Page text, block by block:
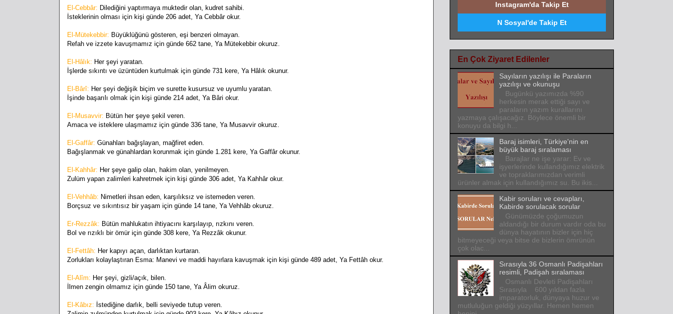
El-Cebbâr: Dilediğini yaptırmaya muktedir olan, kudret sahibi.
İsteklerinin olması için kişi günde 206 adet, Ya Cebbâr okur.
El-Mütekebbir: Büyüklüğünü gösteren, eşi benzeri olmayan.
Refah ve izzete kavuşmamız için günde 662 tane, Ya Mütekebbir okuruz.
El-Hâlık: Her şeyi yaratan.
İşlerde sıkıntı ve üzüntüden kurtulmak için günde 731 kere, Ya Hâlık okunur.
El-Bârî: Her şeyi değişik biçim ve surette kusursuz ve uyumlu yaratan.
İşinde başarılı olmak için kişi günde 214 adet, Ya Bâri okur.
El-Musavvir: Bütün her şeye şekil veren.
Amaca ve isteklere ulaşmamız için günde 336 tane, Ya Musavvir okuruz.
El-Gaffâr: Günahları bağışlayan, mağfiret eden.
Bağışlanmak ve günahlardan korunmak için günde 1.281 kere, Ya Gaffâr okunur.
El-Kahhâr: Her şeye galip olan, hakim olan, yenilmeyen.
Zulüm yapan zalimleri kahretmek için kişi günde 306 adet, Ya Kahhâr okur.
El-Vehhâb: Nimetleri ihsan eden, karşılıksız ve istemeden veren.
Borçsuz ve sıkıntısız bir yaşam için günde 14 tane, Ya Vehhâb okuruz.
Er-Rezzâk: Bütün mahlukatın ihtiyacını karşılayıp, rızkını veren.
Bol ve rızıklı bir ömür için günde 308 kere, Ya Rezzâk okunur.
El-Fettâh: Her kapıyı açan, darlıktan kurtaran.
Zorlukları kolaylaştıran Esma: Manevi ve maddi hayırlara kavuşmak için kişi günde 489 adet, Ya Fettâh okur.
El-Alîm: Her şeyi, gizli/açık, bilen.
İlmen zengin olmamız için günde 150 tane, Ya Âlim okuruz.
El-Kâbız: İstediğine darlık, belli seviyede tutup veren.
Instagram'da Takip Et
N Sosyal'de Takip Et
En Çok Ziyaret Edilenler
Sayıların yazılışı ile Paraların
yazılışı ve okunuşu
Bugünkü yazımızda %90
herkesin merak ettiği sayı ve
paraların yazım kurallarını
yazmaya çalışacağız. Böylece önemli bir
konuyu da bilgi h...
Baraj isimleri, Türkiye'nin en
büyük baraj sıralaması
Barajlar ne işe yarar: Ev ve
işyerlerinde kullandığımız elektrik
ve topraklarımızdan verimli
ürünler almak için kullandığımız su. Bu ikis...
Kabir soruları ve cevapları,
Kabirde sorulacak sorular
Günümüzde çoğumuzun
aldandığı bir durum vardır oda bu
dünya hayatının bizler için hiç
bitmeyeceği veya bitse de bizlerin ömrünün
çok olac...
Sırasıyla 36 Osmanlı Padişahları
resimli, Padişah sıralaması
Osmanlı Devleti Padişahları
Sırasıyla 600 yıldan fazla
imparatorluk, dünyaya huzur ve
mutluluğun geldiği yüzyıllar. Hemen hemen